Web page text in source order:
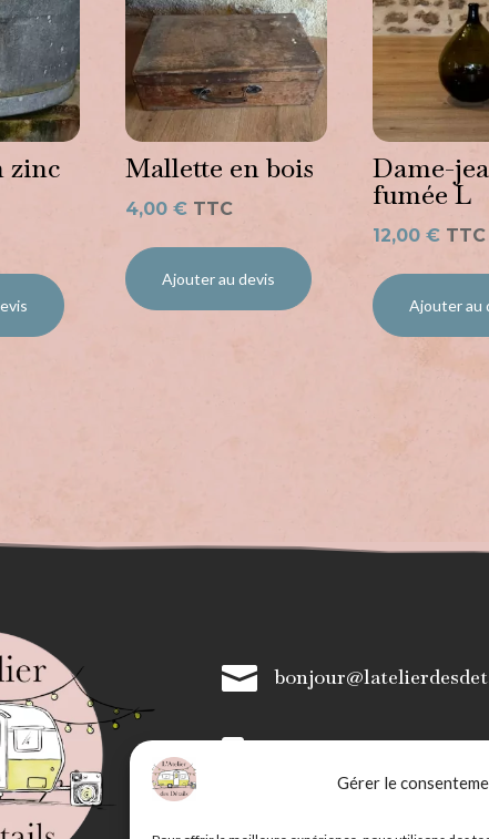
Gérer le
zinc Mallette en bois
4,00 € TTC
Ajouter au devis
Dame-
fumée L
12,00 € TTC
Ajouter au
